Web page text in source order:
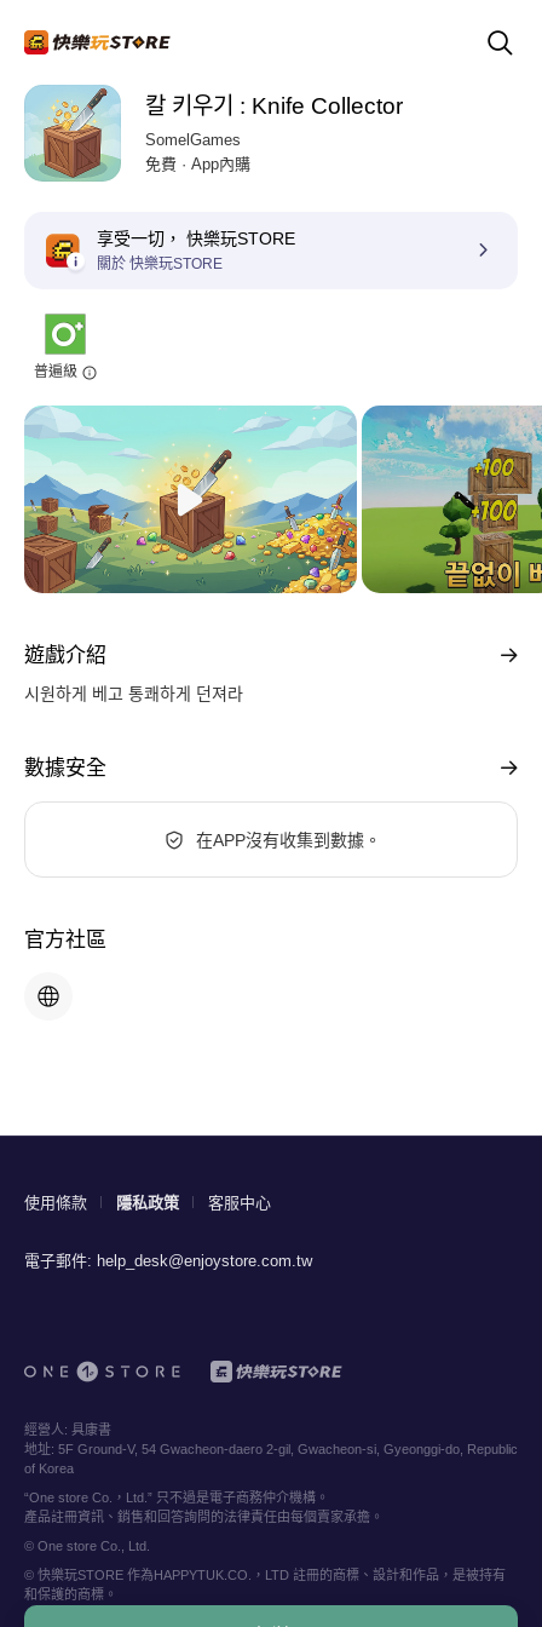
칼 키우기 : Knife Collector
SomelGames
免費 · App內購
享受一切， 快樂玩STORE
關於 快樂玩STORE
普遍級
遊戲介紹
시원하게 베고 통쾌하게 던져라
數據安全
在APP沒有收集到數據。
官方社區
使用條款 隱私政策 客服中心
電子郵件: help_desk@enjoystore.com.tw
經營人: 具康書
地址: 5F Ground-V, 54 Gwacheon-daero 2-gil, Gwacheon-si, Gyeonggi-do, Republic
of Korea
“One store Co.，Ltd.” 只不過是電子商務仲介機構。
產品註冊資訊、銷售和回答詢問的法律責任由每個賣家承擔。
© One store Co., Ltd.
© 快樂玩STORE 作為HAPPYTUK.CO.，LTD 註冊的商標、設計和作品，是被持有
和保護的商標。